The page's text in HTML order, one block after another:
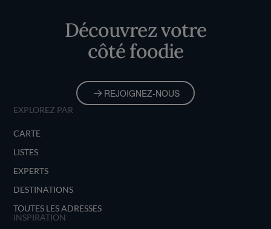
Découvrez votre
côté foodie
REJOIGNEZ-NOUS
EXPLOREZ PAR
CARTE
LISTES
EXPERTS
DESTINATIONS
TOUTES LES ADRESSES
INSPIRATION